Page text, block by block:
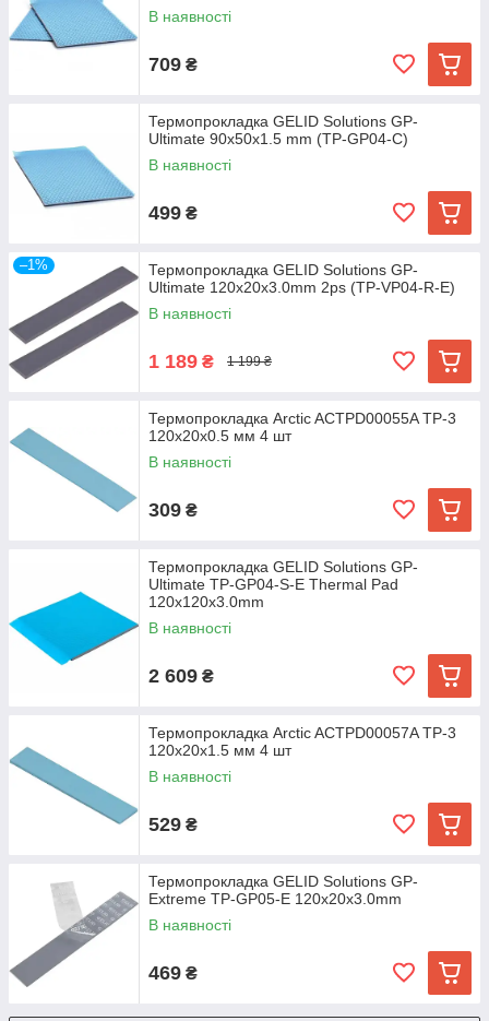
В наявності
709 ₴
Термопрокладка GELID Solutions GP-
Ultimate 90x50x1.5 mm (TP-GP04-C)
В наявності
499 ₴
–1%
Термопрокладка GELID Solutions GP-
Ultimate 120x20x3.0mm 2ps (TP-VP04-R-E)
В наявності
1 189 ₴ 1 199 ₴
Термопрокладка Arctic ACTPD00055A TP-3
120x20x0.5 мм 4 шт
В наявності
309 ₴
Термопрокладка GELID Solutions GP-
Ultimate TP-GP04-S-E Thermal Pad
120x120x3.0mm
В наявності
2 609 ₴
Термопрокладка Arctic ACTPD00057A TP-3
120x20x1.5 мм 4 шт
В наявності
529 ₴
Термопрокладка GELID Solutions GP-
Extreme TP-GP05-E 120x20x3.0mm
В наявності
469 ₴